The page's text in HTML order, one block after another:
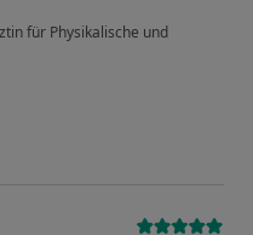
für Physikalische und